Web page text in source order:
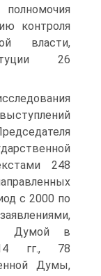
контроля
власти,
26
248
с 2000 по
Думой в
гг., 78
Думы,